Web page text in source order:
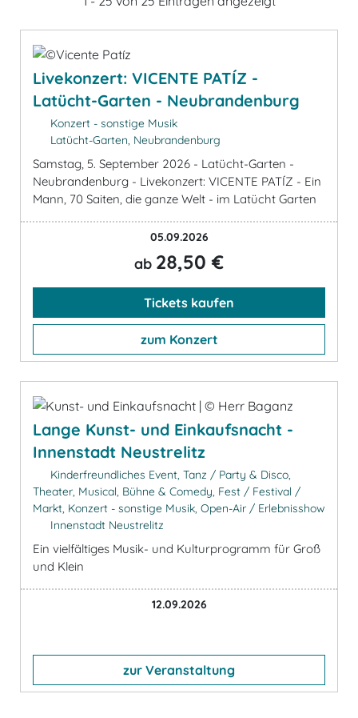
Livekonzert: VICENTE PATÍZ -
Latücht-Garten - Neubrandenburg
Konzert - sonstige Musik
Latücht-Garten, Neubrandenburg
Samstag, 5. September 2026 - Latücht-Garten -
Neubrandenburg - Livekonzert: VICENTE PATÍZ - Ein
Mann, 70 Saiten, die ganze Welt - im Latücht Garten
05.09.2026
ab 28,50 €
Tickets kaufen
zum Konzert
Lange Kunst- und Einkaufsnacht -
Innenstadt Neustrelitz
Kinderfreundliches Event, Tanz / Party & Disco,
Theater, Musical, Bühne & Comedy, Fest / Festival /
Markt, Konzert - sonstige Musik, Open-Air / Erlebnisshow
Innenstadt Neustrelitz
Ein vielfältiges Musik- und Kulturprogramm für Groß
und Klein
12.09.2026
zur Veranstaltung